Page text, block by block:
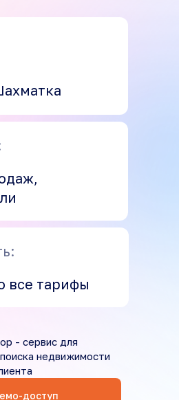
все тарифы
- сервис для
недвижимости
доступ